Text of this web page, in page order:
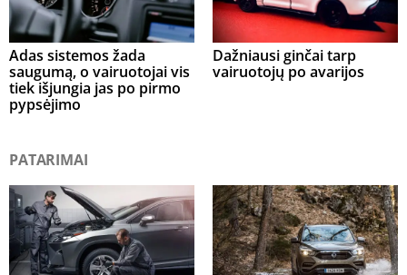
Adas sistemos žada
saugumą, o vairuotojai vis
tiek išjungia jas po pirmo
pypsėjimo
Dažniausi ginčai tarp
vairuotojų po avarijos
PATARIMAI